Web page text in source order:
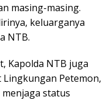
masing-masing.
keluarganya
NTB.
Kapolda NTB juga
Lingkungan Petemon,
status